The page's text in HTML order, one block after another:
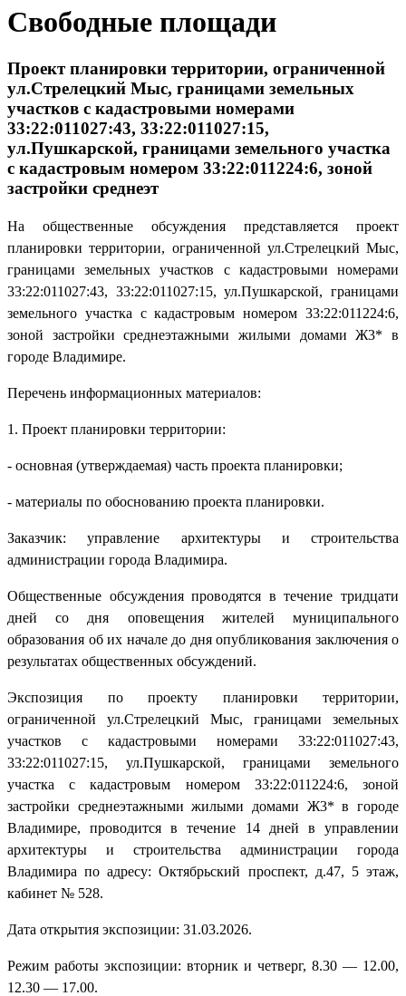
Свободные площади
Проект планировки территории, ограниченной
ул.Стрелецкий Мыс, границами земельных
участков с кадастровыми номерами
33:22:011027:43, 33:22:011027:15,
ул.Пушкарской, границами земельного участка
с кадастровым номером 33:22:011224:6, зоной
застройки среднеэт
На общественные обсуждения представляется проект
планировки территории, ограниченной ул.Стрелецкий Мыс,
границами земельных участков с кадастровыми номерами
33:22:011027:43, 33:22:011027:15, ул.Пушкарской, границами
земельного участка с кадастровым номером 33:22:011224:6,
зоной застройки среднеэтажными жилыми домами Ж3* в
городе Владимире.
Перечень информационных материалов:
1. Проект планировки территории:
- основная (утверждаемая) часть проекта планировки;
- материалы по обоснованию проекта планировки.
Заказчик: управление архитектуры и строительства
администрации города Владимира.
Общественные обсуждения проводятся в течение тридцати
дней со дня оповещения жителей муниципального
образования об их начале до дня опубликования заключения о
результатах общественных обсуждений.
Экспозиция по проекту планировки территории,
ограниченной ул.Стрелецкий Мыс, границами земельных
участков с кадастровыми номерами 33:22:011027:43,
33:22:011027:15, ул.Пушкарской, границами земельного
участка с кадастровым номером 33:22:011224:6, зоной
застройки среднеэтажными жилыми домами Ж3* в городе
Владимире, проводится в течение 14 дней в управлении
архитектуры и строительства администрации города
Владимира по адресу: Октябрьский проспект, д.47, 5 этаж,
кабинет № 528.
Дата открытия экспозиции: 31.03.2026.
Режим работы экспозиции: вторник и четверг, 8.30 — 12.00,
12.30 — 17.00.